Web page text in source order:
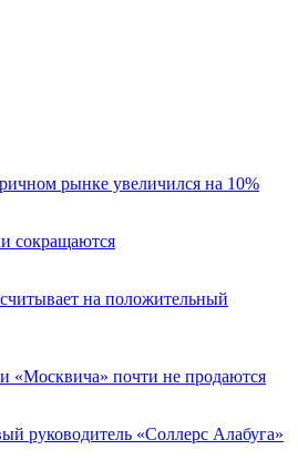
рынке увеличился на 10%
сокращаются
на положительный
«Москвича» почти не продаются
руководитель «Соллерс Алабуга»